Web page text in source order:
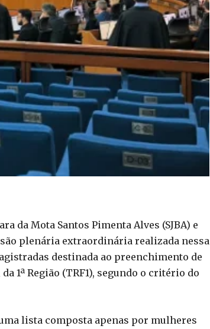
da Mota Santos Pimenta Alves (SJBA) e
plenária extraordinária realizada nessa
destinada ao preenchimento de
1ª Região (TRF1), segundo o critério do
lista composta apenas por mulheres